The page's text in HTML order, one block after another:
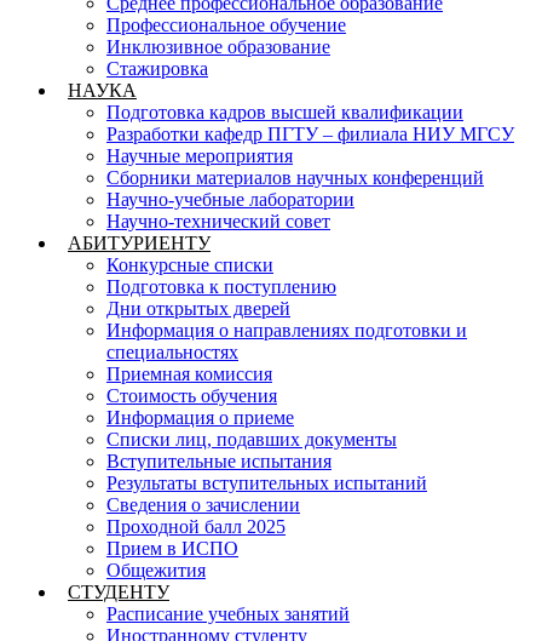
Профессиональное обучение
Инклюзивное образование
Стажировка
НАУКА
Подготовка кадров высшей квалификации
Разработки кафедр ПГТУ – филиала НИУ МГСУ
Научные мероприятия
Сборники материалов научных конференций
Научно-учебные лаборатории
Научно-технический совет
АБИТУРИЕНТУ
Конкурсные списки
Подготовка к поступлению
Дни открытых дверей
Информация о направлениях подготовки и
специальностях
Приемная комиссия
Стоимость обучения
Информация о приеме
Списки лиц, подавших документы
Вступительные испытания
Результаты вступительных испытаний
Сведения о зачислении
Проходной балл 2025
Прием в ИСПО
Общежития
СТУДЕНТУ
Расписание учебных занятий
Иностранному студенту